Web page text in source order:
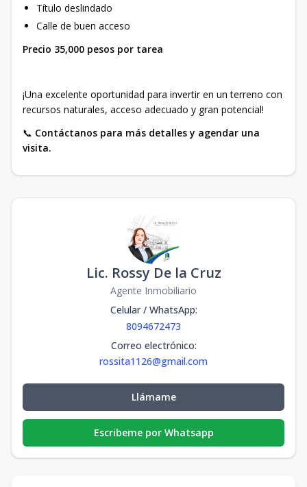
Título deslindado
Calle de buen acceso
Precio 35,000 pesos por tarea
¡Una excelente oportunidad para invertir en un terreno con
recursos naturales, acceso adecuado y gran potencial!
📞 Contáctanos para más detalles y agendar una
visita.
Lic. Rossy De la Cruz
Agente Inmobiliario
Celular / WhatsApp:
8094672473
Correo electrónico:
rossita1126@gmail.com
Llámame
Escribeme por Whatsapp